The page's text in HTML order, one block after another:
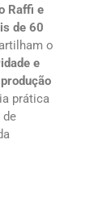
Raffi e
de 60
o
e
prática
de